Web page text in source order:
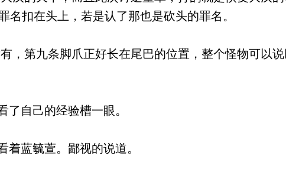
扣在头上，若是认了那也是砍头的罪名。
，第九条脚爪正好长在尾巴的位置，整个怪物可以说
自己的经验槽一眼。
蓝毓萱。鄙视的说道。